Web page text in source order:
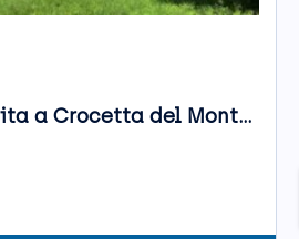
Rustico in vendita a Crocetta del Montello